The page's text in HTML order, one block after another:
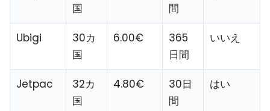
国
間
Ubigi
30カ
国
6.00€
365
日間
いいえ
Jetpac
32カ
国
4.80€
30日
間
はい